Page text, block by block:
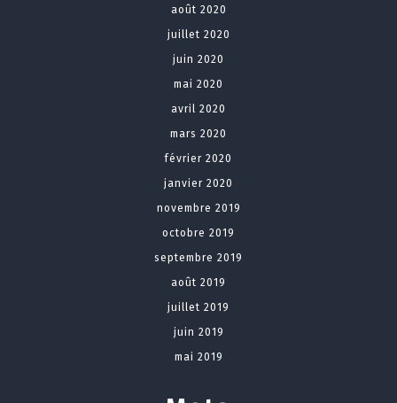
août 2020
juillet 2020
juin 2020
mai 2020
avril 2020
mars 2020
février 2020
janvier 2020
novembre 2019
octobre 2019
septembre 2019
août 2019
juillet 2019
juin 2019
mai 2019